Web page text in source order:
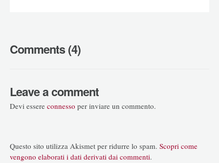
Comments (4)
Leave a comment
Devi essere connesso per inviare un commento.
Questo sito utilizza Akismet per ridurre lo spam. Scopri come
vengono elaborati i dati derivati dai commenti.